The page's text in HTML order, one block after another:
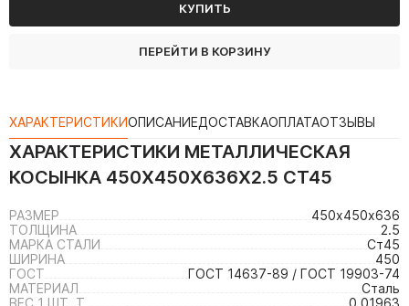
КУПИТЬ
ПЕРЕЙТИ В КОРЗИНУ
ХАРАКТЕРИСТИКИОПИСАНИЕДОСТАВКАОПЛАТАОТЗЫВЫ
ХАРАКТЕРИСТИКИ МЕТАЛЛИЧЕСКАЯ
КОСЫНКА 450Х450Х636Х2.5 СТ45
РАЗМЕР
450х450х636
ТОЛЩИНА
2.5
МАРКА СТАЛИ
Ст45
ШИРИНА
450
ГОСТ
ГОСТ 14637-89 / ГОСТ 19903-74
МАТЕРИАЛ
Сталь